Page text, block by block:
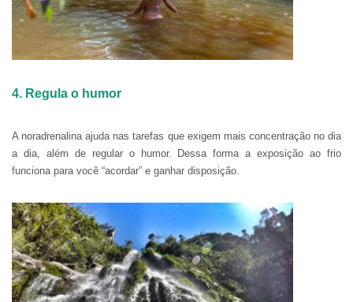
4. Regula o humor
A noradrenalina ajuda nas tarefas que exigem mais concentração no dia
a dia, além de regular o humor. Dessa forma a exposição ao frio
funciona para você “acordar” e ganhar disposição.